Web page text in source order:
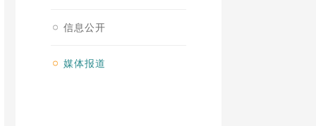
信息公开
媒体报道